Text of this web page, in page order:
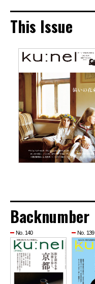
This Issue
Backnumber
No. 140 No. 139